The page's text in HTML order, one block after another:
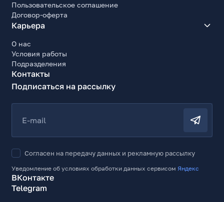
Пользовательское соглашение
Договор-оферта
Карьера
О нас
Условия работы
Подразделения
Контакты
Подписаться на рассылку
E-mail
Согласен на передачу данных и рекламную рассылку
Уведомление об условиях обработки данных сервисом Яндекс
ВКонтакте
Telegram